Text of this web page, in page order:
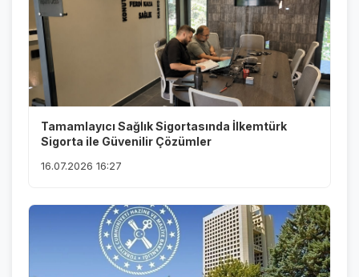
Tamamlayıcı Sağlık Sigortasında İlkemtürk
Sigorta ile Güvenilir Çözümler
16.07.2026 16:27